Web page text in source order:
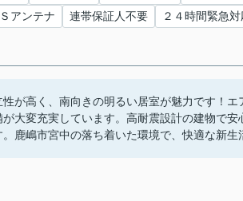
アンテナ 連帯保証人不要 ２４時間緊急対
性が高く、南向きの明るい居室が魅力です！
大変充実しています。高耐震設計の建物で
鹿嶋市宮中の落ち着いた環境で、快適な新生